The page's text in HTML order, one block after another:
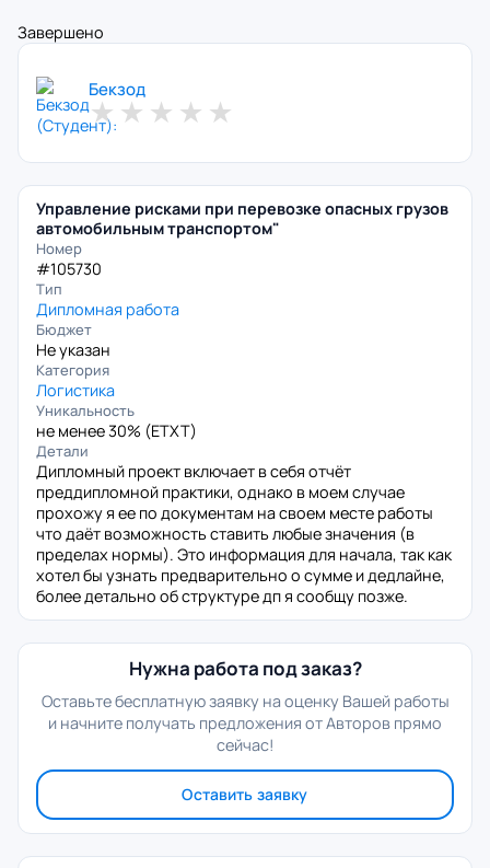
Завершено
Бекзод
★ ★ ★ ★ ★
Управление рисками при перевозке опасных грузов
автомобильным транспортом"
Номер
#105730
Тип
Дипломная работа
Бюджет
Не указан
Категория
Логистика
Уникальность
не менее 30% (ETXT)
Детали
Дипломный проект включает в себя отчёт
преддипломной практики, однако в моем случае
прохожу я ее по документам на своем месте работы
что даёт возможность ставить любые значения (в
пределах нормы). Это информация для начала, так как
хотел бы узнать предварительно о сумме и дедлайне,
более детально об структуре дп я сообщу позже.
Нужна работа под заказ?
Оставьте бесплатную заявку на оценку Вашей работы
и начните получать предложения от Авторов прямо
сейчас!
Оставить заявку